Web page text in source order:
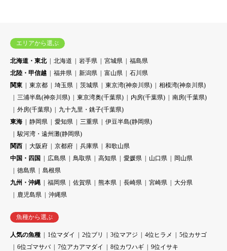
エリアから選ぶ
北海道・東北 北海道 岩手県 宮城県
福島県
北陸・甲信越
福井県 新潟県 富山県
石川県
関東
東京都 埼玉県 茨城県 東京湾(神奈川県)
相模湾(神奈川県)
三浦半島(神奈川県)
東京湾奥(千葉県) 内房(千葉県)
南房(千葉県)
外房(千葉県)
九十九里・銚子(千葉県)
東海
静岡県 愛知県 三重県
伊豆半島(静岡県)
駿河湾・遠州灘(静岡県)
関西
大阪府 京都府 兵庫県
和歌山県
中国・四国
広島県 鳥取県 高知県 愛媛県 山口県
岡山県
徳島県
島根県
九州・沖縄
福岡県 佐賀県 熊本県 長崎県 宮崎県
大分県
鹿児島県
沖縄県
魚種から選ぶ
人気の魚種 1位マダイ 2位ブリ 3位マアジ 4位ヒラメ
5位カサゴ
6位ゴマサバ
7位アカアマダイ 8位カワハギ
9位イサキ